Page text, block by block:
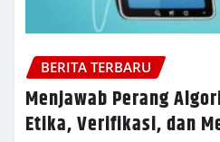
BERITA TERBARU
Menjawab Perang
Etika, Verifikasi, dan